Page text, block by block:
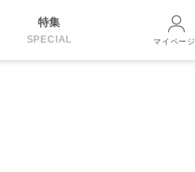
特集
SPECIAL マイページ